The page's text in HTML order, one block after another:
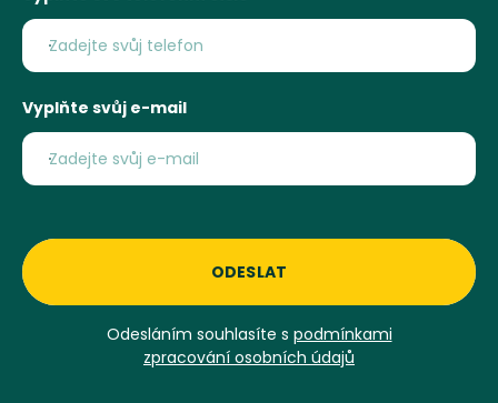
Vyplňte svůj e-mail
ODESLAT
Odesláním souhlasíte s podmínkami
zpracování osobních údajů